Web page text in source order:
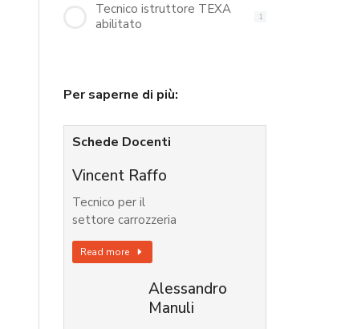
Tecnico istruttore TEXA
abilitato
1
Per saperne di più:
Schede Docenti
Vincent Raffo
Tecnico per il
settore carrozzeria
Read more
Alessandro
Manuli